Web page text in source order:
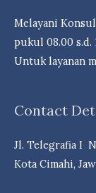
Campuran
Berpeluang
Cuan- Law
Marpaung,
M.H.-
Dr.
Melayani
pukul 08.00 s.d.
Untuk layanan
Contact
Jl. Telegrafia I
Kota Cimahi,